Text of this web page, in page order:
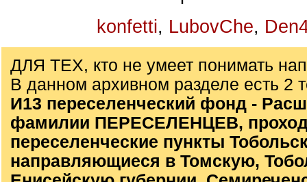
konfetti, LubovChe,
ДЛЯ ТЕХ, кто не умеет понимать
В данном архивном разделе есть 2
И13 переселенческий фонд -
фамилии ПЕРЕСЕЛЕНЦЕВ,
переселенческие пункты
направляющиеся в Томскую,